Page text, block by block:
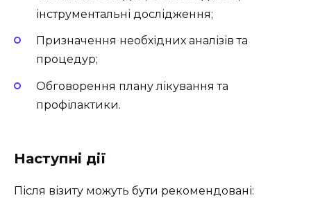
інструментальні дослідження;
Призначення необхідних аналізів та
процедур;
Обговорення плану лікування та
профілактики.
Наступні дії
Після візиту можуть бути рекомендовані: